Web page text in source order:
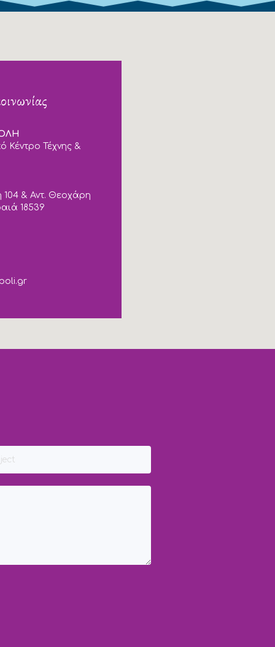
Κέντρο Τέχνης &
104 & Αντ. Θεοχάρη
18539